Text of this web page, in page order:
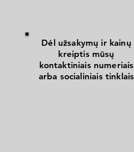
Dėl užsakymų ir kainų
kreiptis mūsų
kontaktiniais numeriais
arba socialiniais tinklais